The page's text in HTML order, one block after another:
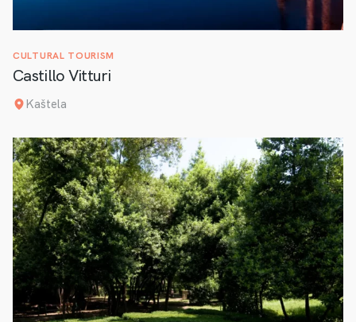
CULTURAL TOURISM
Castillo Vitturi
Kaštela